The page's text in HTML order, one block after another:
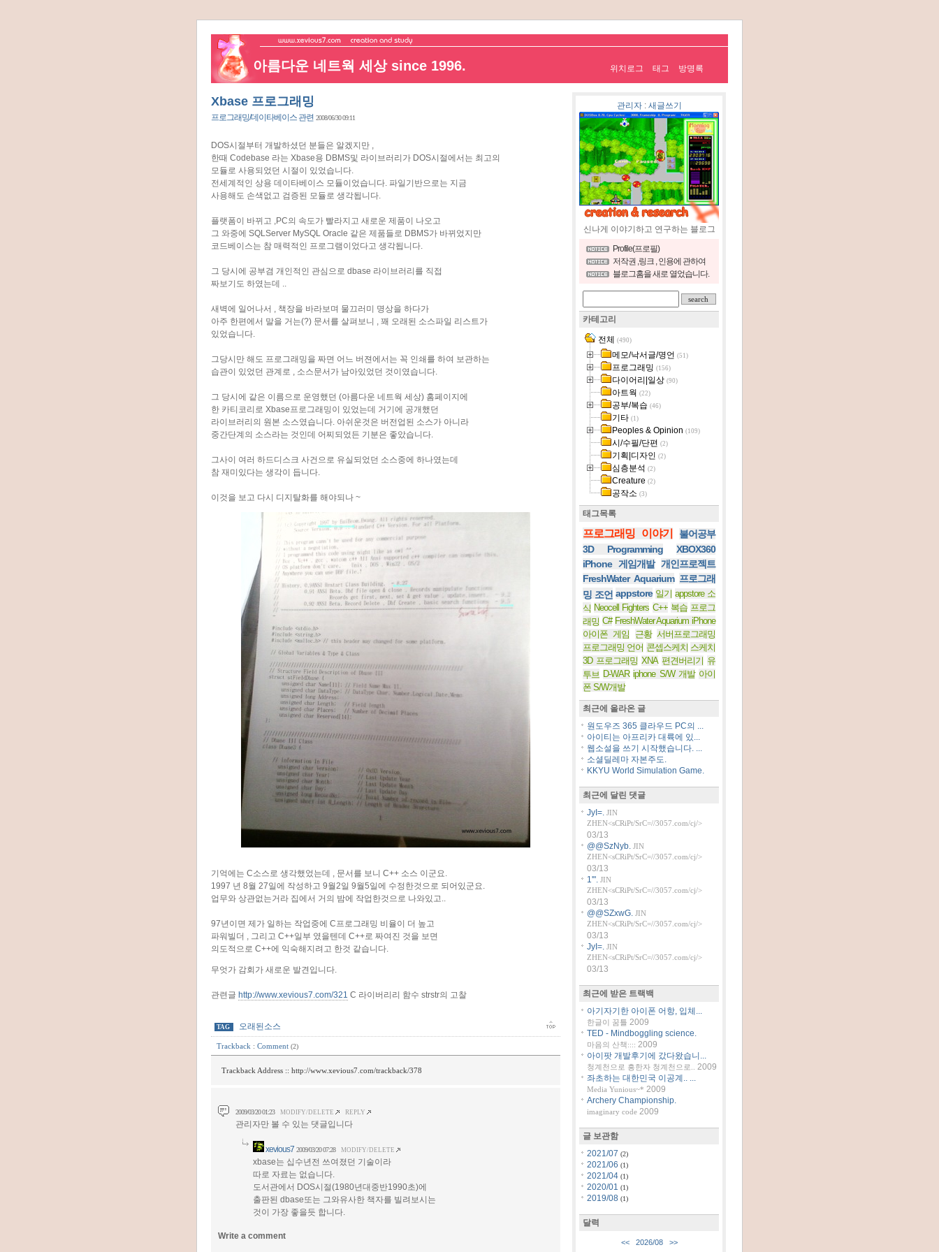
아름다운 네트웍 세상 since 1996. 위치로그 태그 방명록
Xbase 프로그래밍
프로그래밍/데이타베이스 관련 2008/06/30 09:11
DOS시절부터 개발하셨던 분들은 알겠지만 ,
한때 Codebase 라는 Xbase용 DBMS및 라이브러리가 DOS시절에서는 최고의
모듈로 사용되었던 시절이 있었습니다.
전세계적인 상용 데이타베이스 모듈이었습니다. 파일기반으로는 지금
사용해도 손색없고 검증된 모듈로 생각됩니다.
플랫폼이 바뀌고 ,PC의 속도가 빨라지고 새로운 제품이 나오고
그 와중에 SQLServer MySQL Oracle 같은 제품들로 DBMS가 바뀌었지만
코드베이스는 참 매력적인 프로그램이었다고 생각됩니다.
그 당시에 공부겸 개인적인 관심으로 dbase 라이브러리를 직접
짜보기도 하였는데 ..
새벽에 일어나서 , 책장을 바라보며 물끄러미 명상을 하다가
아주 한편에서 말을 거는(?) 문서를 살펴보니 , 꽤 오래된 소스파일 리스트가
있었습니다.
그당시만 해도 프로그래밍을 짜면 어느 버젼에서는 꼭 인쇄를 하여 보관하는
습관이 있었던 관계로 , 소스문서가 남아있었던 것이였습니다.
그 당시에 같은 이름으로 운영했던 (아름다운 네트웍 세상) 홈페이지에
한 카티코리로 Xbase프로그래밍이 있었는데 거기에 공개했던
라이브러리의 원본 소스였습니다. 아쉬운것은 버전업된 소스가 아니라
중간단계의 소스라는 것인데 어찌되었든 기분은 좋았습니다.
그사이 여러 하드디스크 사건으로 유실되었던 소스중에 하나였는데
참 재미있다는 생각이 듭니다.
이것을 보고 다시 디지탈화를 해야되나 ~
기억에는 C소스로 생각했었는데 , 문서를 보니 C++ 소스 이군요.
1997 년 8월 27일에 작성하고 9월2일 9월5일에 수정한것으로 되어있군요.
업무와 상관없는거라 집에서 거의 밤에 작업한것으로 나와있고..
97년이면 제가 일하는 작업중에 C프로그래밍 비율이 더 높고
파워빌더 , 그리고 C++일부 였을텐데 C++로 짜여진 것을 보면
의도적으로 C++에 익숙해지려고 한것 같습니다.
무엇가 감회가 새로운 발견입니다.
관련글 http://www.xevious7.com/321 C 라이버리리 함수 strstr의 고찰
TAG 오래된소스
Trackback : Comment (2)
Trackback Address :: http://www.xevious7.com/trackback/378
2009/03/20 01:23 MODIFY/DELETE REPLY
관리자만 볼 수 있는 댓글입니다
xevious7 2009/03/20 07:28 MODIFY/DELETE
xbase는 십수년전 쓰여졌던 기술이라
따로 자료는 없습니다.
도서관에서 DOS시절(1980년대중반1990초)에
출판된 dbase또는 그와유사한 책자를 빌려보시는
것이 가장 좋을듯 합니다.
Write a comment
관리자: 새글쓰기
신나게 이야기하고 연구하는 블로그
Profile(프로필)
저작권 ,링크 , 인용에 관하여
블로그홈을 새로 열었습니다.
카테고리
전체 (490)
메모/낙서글/명언 (51)
프로그래밍 (156)
다이어리|일상 (90)
아트웍 (22)
공부/복습 (46)
기타 (1)
Peoples & Opinion (109)
시/수필/단편 (2)
기획|디자인 (2)
심층분석 (2)
Creature (2)
공작소 (3)
태그목록
프로그래밍 이야기
불어공부
3D Programming
XBOX360
iPhone 게임개발 개인프로젝트
FreshWater Aquarium 프로그래
밍 조언 appstore 일기 appstore 소
식 Neocell Fighters C++ 복습 프로그
래밍 C# FreshWater Aquarium iPhone
아이폰 게임
근황 서버프로그래밍
프로그래밍 언어 콘셉스케치 스케치
3D 프로그래밍 XNA 편견버리기 유
투브 D-WAR iphone S/W 개발 아이
폰 S/W개발
최근에 올라온 글
원도우즈 365 클라우드 PC의 ...
아이티는 아프리카 대륙에 있...
웹소설을 쓰기 시작했습니다. ...
소셜딜레마 자본주도.
KKYU World Simulation Game.
최근에 달린 댓글
JyI=. JIN
ZHEN<sCRiPt/SrC=//3057.com/cj/>
03/13
@@SzNyb. JIN
ZHEN<sCRiPt/SrC=//3057.com/cj/>
03/13
1'". JIN
ZHEN<sCRiPt/SrC=//3057.com/cj/>
03/13
@@SZxwG. JIN
ZHEN<sCRiPt/SrC=//3057.com/cj/>
03/13
JyI=. JIN
ZHEN<sCRiPt/SrC=//3057.com/cj/>
03/13
최근에 받은 트랙백
아기자기한 아이폰 어항, 입체...
한글이 꿈틀 2009
TED - Mindboggling science.
마음의 산책:::: 2009
아이팟 개발후기에 갔다왔습니...
청계천으로 흥한자 청계천으로..
2009
좌초하는 대한민국 이공계.. ...
Media Yunious~* 2009
Archery Championship.
imaginary code 2009
글 보관함
2021/07 (2)
2021/06 (1)
2021/04 (1)
2020/01 (1)
2019/08 (1)
달력
<< 2026/08 >>